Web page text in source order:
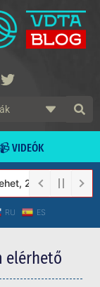
📹 VIDEÓK
tól a
RU ES
elérhető